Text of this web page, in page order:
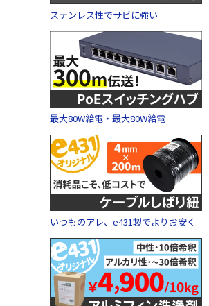
ステンレス性でサビに強い
最大80W給電・最大80W給電
いつものアレ、e431製でよりお安く